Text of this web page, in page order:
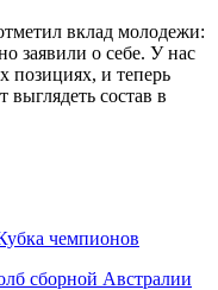
вклад молодежи:
заявили о себе. У нас
позициях, и теперь
выглядеть состав в
чемпионов
сборной Австралии